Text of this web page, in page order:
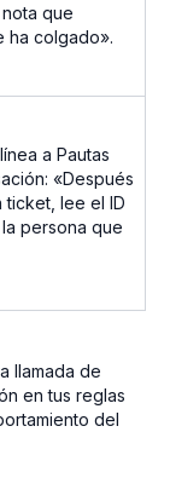
que
ha colgado».
a Pautas
«Después
ticket, lee el ID
persona que
llamada de
en tus reglas
del